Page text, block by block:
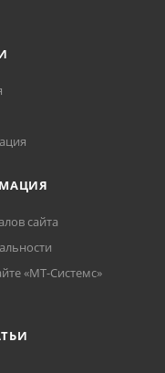
сайта
«МТ-Системс»